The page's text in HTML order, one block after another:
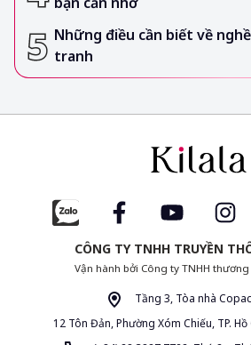
Những điều cần biết về
tranh
CÔNG TY TNHH TRUYỀN
Vận hành bởi Công ty TNHH
Tầng 3, Tòa nhà
12 Tôn Đản, Phường Xóm Chiếu, TP.